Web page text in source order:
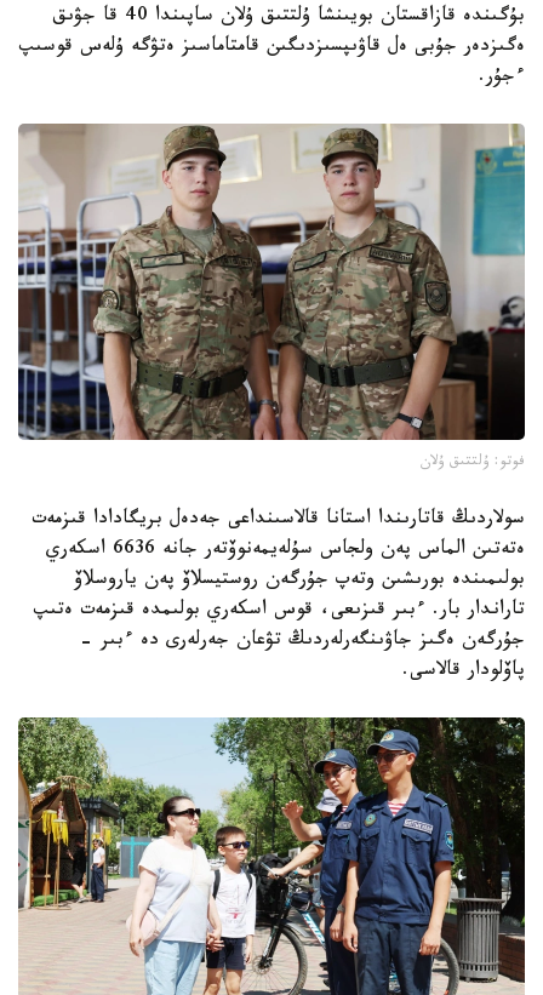
بۇگىندە قازاقستان بويىنشا ۇلتتىق ۇلان ساپىندا 40 قا جۋىق
ەگىزدەر جۇبى ەل قاۋىپسىزدىگىن قامتاماسىز ەتۋگە ۇلەس قوسىپ
ءجۇر.
فوتو: ۇلتتىق ۇلان
سولاردىڭ قاتارىندا استانا قالاسىنداعى جەدەل بريگادادا قىزمەت
ەتەتىن الماس پەن ولجاس سۇلەيمەنوۆتەر جانە 6636 اسكەري
بولىمىندە بورىشىن وتەپ جۇرگەن روستيسلاۆ پەن ياروسلاۆ
تاراندار بار. ءبىر قىزىعى، قوس اسكەري بولىمدە قىزمەت ەتىپ
جۇرگەن ەگىز جاۋىنگەرلەردىڭ تۋعان جەرلەرى دە ءبىر -
پاۆلودار قالاسى.